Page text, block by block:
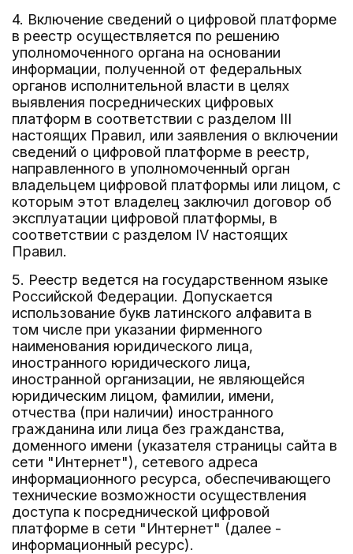
4. Включение сведений о цифровой платформе
в реестр осуществляется по решению
уполномоченного органа на основании
информации, полученной от федеральных
органов исполнительной власти в целях
выявления посреднических цифровых
платформ в соответствии с разделом III
настоящих Правил, или заявления о включении
сведений о цифровой платформе в реестр,
направленного в уполномоченный орган
владельцем цифровой платформы или лицом, с
которым этот владелец заключил договор об
эксплуатации цифровой платформы, в
соответствии с разделом IV настоящих
Правил.
5. Реестр ведется на государственном языке
Российской Федерации. Допускается
использование букв латинского алфавита в
том числе при указании фирменного
наименования юридического лица,
иностранного юридического лица,
иностранной организации, не являющейся
юридическим лицом, фамилии, имени,
отчества (при наличии) иностранного
гражданина или лица без гражданства,
доменного имени (указателя страницы сайта в
сети "Интернет"), сетевого адреса
информационного ресурса, обеспечивающего
технические возможности осуществления
доступа к посреднической цифровой
платформе в сети "Интернет" (далее -
информационный ресурс).